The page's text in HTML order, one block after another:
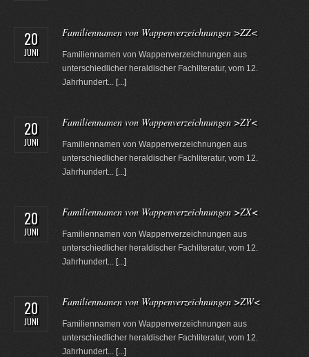
20
JUNI
Familiennamen von Wappenverzeichnungen >ZZ<
Familiennamen von Wappenverzeichnungen aus
unterschiedlicher heraldischer Fachliteratur, vom 12.
Jahrhundert... [...]
20
JUNI
Familiennamen von Wappenverzeichnungen >ZY<
Familiennamen von Wappenverzeichnungen aus
unterschiedlicher heraldischer Fachliteratur, vom 12.
Jahrhundert... [...]
20
JUNI
Familiennamen von Wappenverzeichnungen >ZX<
Familiennamen von Wappenverzeichnungen aus
unterschiedlicher heraldischer Fachliteratur, vom 12.
Jahrhundert... [...]
20
JUNI
Familiennamen von Wappenverzeichnungen >ZW<
Familiennamen von Wappenverzeichnungen aus
unterschiedlicher heraldischer Fachliteratur, vom 12.
Jahrhundert... [...]